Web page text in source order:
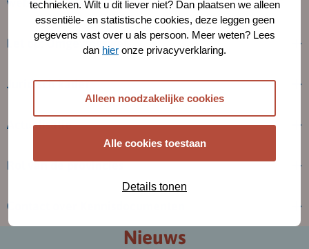
technieken. Wilt u dit liever niet? Dan plaatsen we alleen
essentiële- en statistische cookies, deze leggen geen
gegevens vast over u als persoon. Meer weten? Lees
dan hier onze privacyverklaring.
Alleen noodzakelijke cookies
Alle cookies toestaan
Details tonen
Let op: Omgevingswet
Juridisch kader
Actualisatie
Rol van de provincies
Contact over Kennisdocumenten
Nieuws